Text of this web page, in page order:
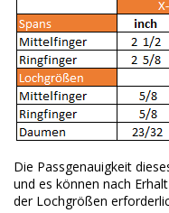
Die Passgenauigkeit
und es können nach
der Lochgrößen